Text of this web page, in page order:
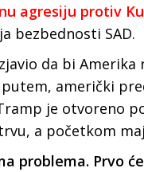
agresiju protiv
bezbednosti SAD.
da bi
američki
je otvoreno
a početkom
problema. Prvo